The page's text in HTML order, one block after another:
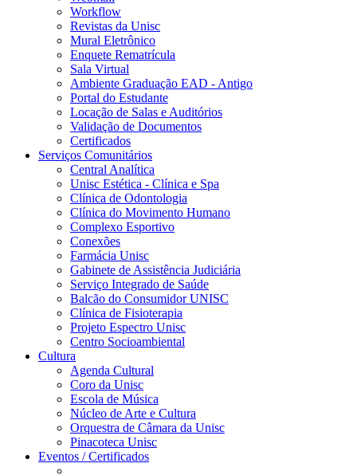
Workflow
Revistas da Unisc
Mural Eletrônico
Enquete Rematrícula
Sala Virtual
Ambiente Graduação EAD - Antigo
Portal do Estudante
Locação de Salas e Auditórios
Validação de Documentos
Certificados
Serviços Comunitários
Central Analítica
Unisc Estética - Clínica e Spa
Clínica de Odontologia
Clínica do Movimento Humano
Complexo Esportivo
Conexões
Farmácia Unisc
Gabinete de Assistência Judiciária
Serviço Integrado de Saúde
Balcão do Consumidor UNISC
Clínica de Fisioterapia
Projeto Espectro Unisc
Centro Socioambiental
Cultura
Agenda Cultural
Coro da Unisc
Escola de Música
Núcleo de Arte e Cultura
Orquestra de Câmara da Unisc
Pinacoteca Unisc
Eventos / Certificados